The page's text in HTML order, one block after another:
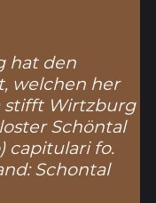
hat den
welchen her
stifft Wirtzburg
Schöntal
capitulari fo.
Schontal